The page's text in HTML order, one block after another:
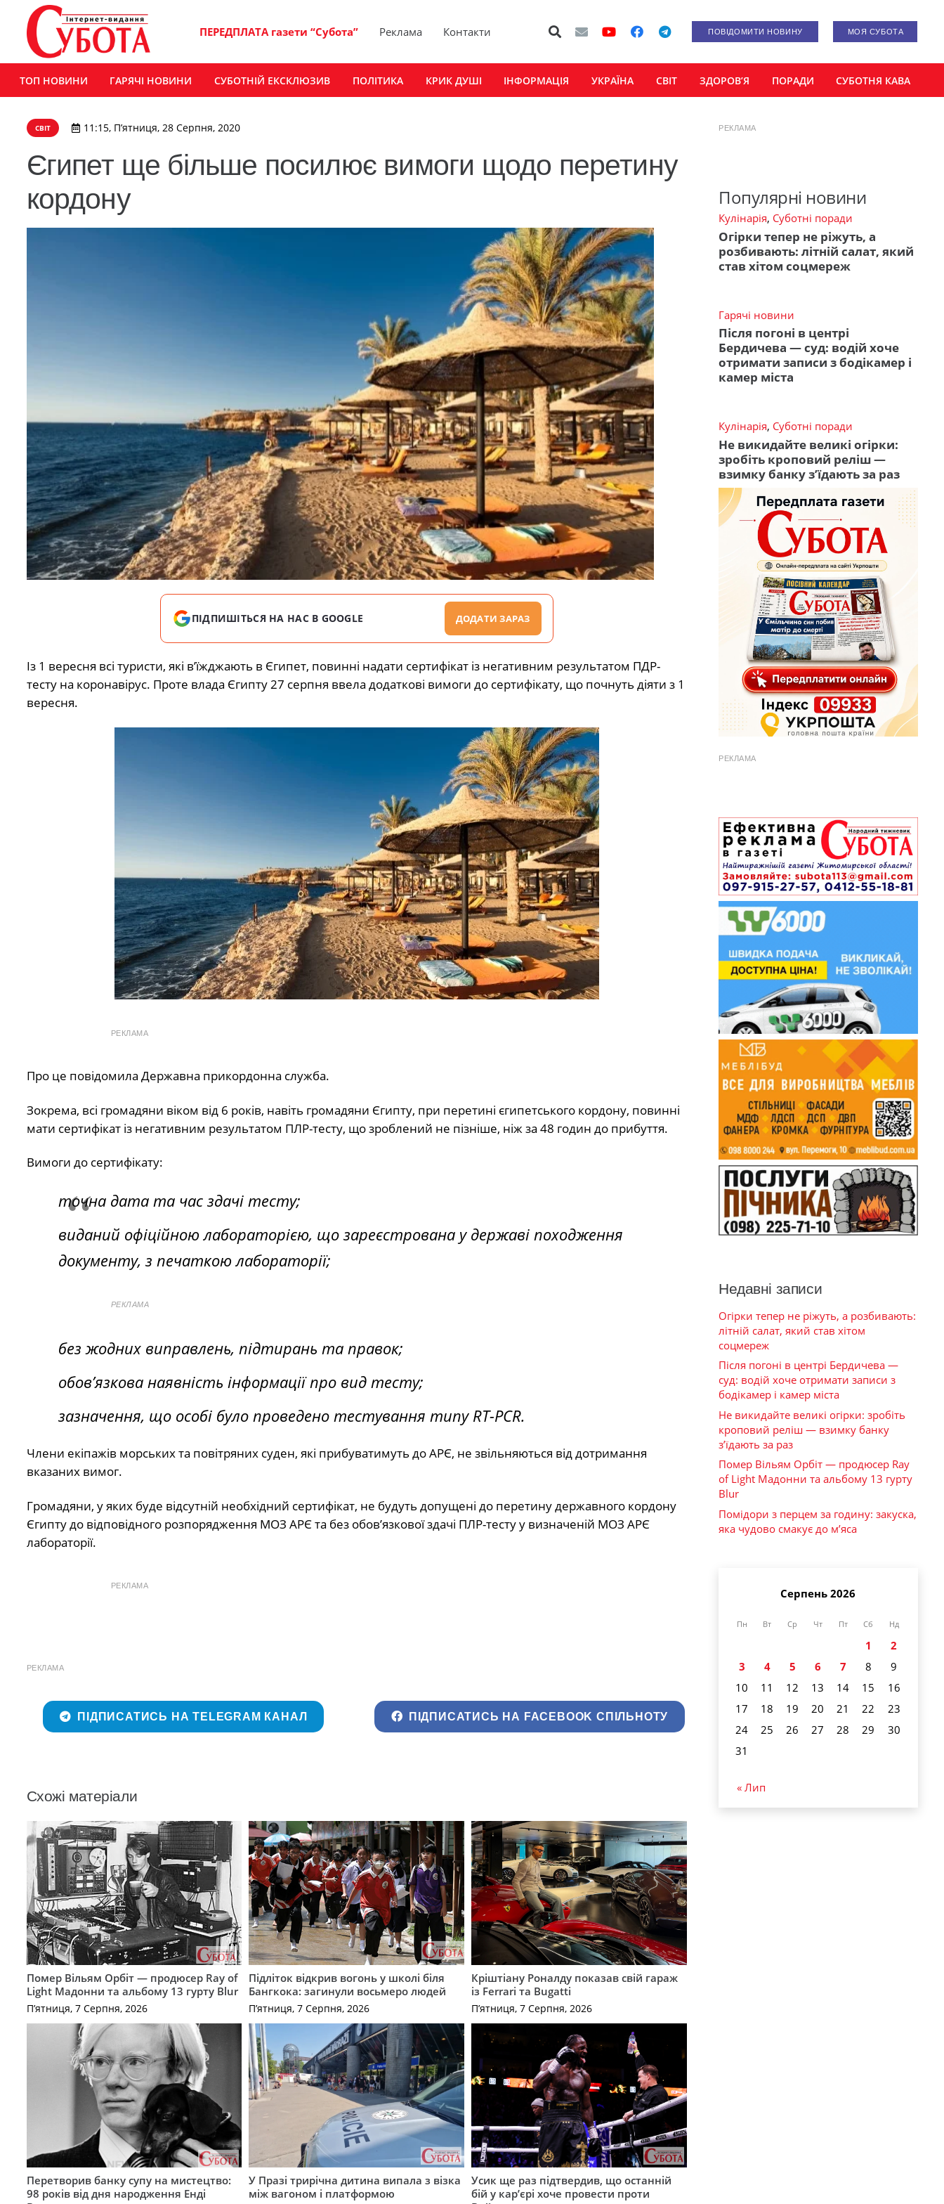
ПЕРЕДПЛАТА газети “Субота” Реклама Контакти ПОВІДОМИТИ НОВИНУ МОЯ СУБОТА
ТОП НОВИНИ ГАРЯЧІ НОВИНИ СУБОТНІЙ ЕКСКЛЮЗИВ ПОЛІТИКА КРИК ДУШІ ІНФОРМАЦІЯ УКРАЇНА СВІТ ЗДОРОВ’Я ПОРАДИ СУБОТНЯ КАВА
СВІТ 11:15, П’ятниця, 28 Серпня, 2020
Єгипет ще більше посилює вимоги щодо перетину
кордону
ПІДПИШІТЬСЯ НА НАС В GOOGLE ДОДАТИ ЗАРАЗ
Із 1 вересня всі туристи, які в’їжджають в Єгипет, повинні надати сертифікат із негативним результатом ПДР-
тесту на коронавірус. Проте влада Єгипту 27 серпня ввела додаткові вимоги до сертифікату, що почнуть діяти з 1
вересня.
РЕКЛАМА
Про це повідомила Державна прикордонна служба.
Зокрема, всі громадяни віком від 6 років, навіть громадяни Єгипту, при перетині єгипетського кордону, повинні
мати сертифікат із негативним результатом ПЛР-тесту, що зроблений не пізніше, ніж за 48 годин до прибуття.
Вимоги до сертифікату:
точна дата та час здачі тесту;
виданий офіційною лабораторією, що зареєстрована у державі походження
документу, з печаткою лабораторії;
РЕКЛАМА
без жодних виправлень, підтирань та правок;
обов’язкова наявність інформації про вид тесту;
зазначення, що особі було проведено тестування типу RT-PCR.
Члени екіпажів морських та повітряних суден, які прибуватимуть до АРЄ, не звільняються від дотримання
вказаних вимог.
Громадяни, у яких буде відсутній необхідний сертифікат, не будуть допущені до перетину державного кордону
Єгипту до відповідного розпорядження МОЗ АРЄ та без обов’язкової здачі ПЛР-тесту у визначеній МОЗ АРЄ
лабораторії.
РЕКЛАМА
РЕКЛАМА
ПІДПИСАТИСЬ НА TELEGRAM КАНАЛ ПІДПИСАТИСЬ НА FACEBOOK СПІЛЬНОТУ
Схожі матеріали
Помер Вільям Орбіт — продюсер Ray of
Light Мадонни та альбому 13 гурту Blur
П’ятниця, 7 Серпня, 2026
Підліток відкрив вогонь у школі біля
Бангкока: загинули восьмеро людей
П’ятниця, 7 Серпня, 2026
Кріштіану Роналду показав свій гараж
із Ferrari та Bugatti
П’ятниця, 7 Серпня, 2026
Перетворив банку супу на мистецтво:
98 років від дня народження Енді
У Празі трирічна дитина випала з візка
між вагоном і платформою
Усик ще раз підтвердив, що останній
бій у кар’єрі хоче провести проти
РЕКЛАМА
Популярні новини
Кулінарія, Суботні поради
Огірки тепер не ріжуть, а
розбивають: літній салат, який
став хітом соцмереж
Гарячі новини
Після погоні в центрі
Бердичева — суд: водій хоче
отримати записи з бодікамер і
камер міста
Кулінарія, Суботні поради
Не викидайте великі огірки:
зробіть кроповий реліш —
взимку банку з’їдають за раз
РЕКЛАМА
Недавні записи
Огірки тепер не ріжуть, а розбивають:
літній салат, який став хітом
соцмереж
Після погоні в центрі Бердичева —
суд: водій хоче отримати записи з
бодікамер і камер міста
Не викидайте великі огірки: зробіть
кроповий реліш — взимку банку
з’їдають за раз
Помер Вільям Орбіт — продюсер Ray
of Light Мадонни та альбому 13 гурту
Blur
Помідори з перцем за годину: закуска,
яка чудово смакує до м’яса
Серпень 2026
Пн Вт Ср Чт Пт Сб Нд
1
2
3
4 5 6 7 8
9
10
11 12 13 14 15
16
17
18 19 20 21 22
23
24
25 26 27 28 29
30
31
« Лип